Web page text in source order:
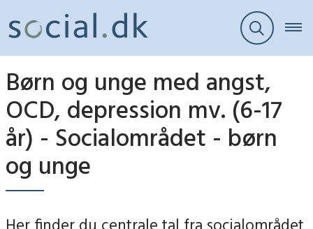
Børn og unge med angst,
OCD, depression mv. (6-17
år) - Socialområdet - børn
og unge
Her finder du centrale tal fra socialområdet